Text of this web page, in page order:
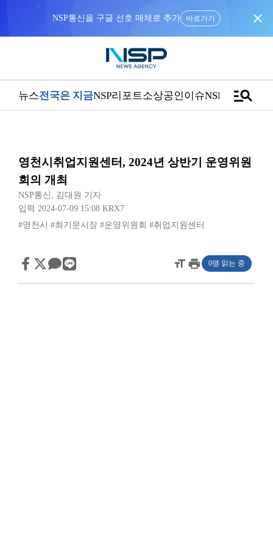
NSP통신을 구글 선호 매체로 추가 바로가기 close
뉴스전국은 지금NSP리포트소상공인이슈NSPTVmanage_search
영천시취업지원센터, 2024년 상반기 운영위원
회의 개최
NSP통신 , 김대원 기자
입력 2024-07-09 15:08 KRX7
#영천시
#최기문시장 #운영위원회 #취업지원센터
format_sizeprint 0명 읽는 중